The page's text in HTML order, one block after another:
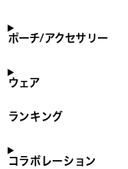
ポーチ/アクセサリー
ウェア
ランキング
コラボレーション